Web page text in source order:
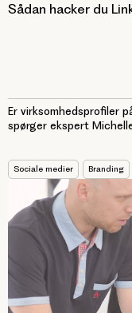
Sådan hacker du
Er virksomhedsprofiler
spørger ekspert Michelle
Sociale medier Branding